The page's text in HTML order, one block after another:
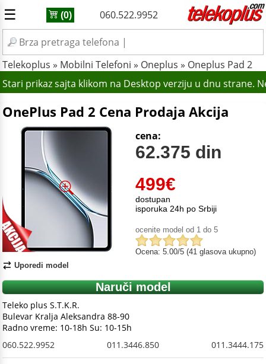
☰ (0) 060.522.9952
Telekoplus » Mobilni Telefoni » Oneplus » Oneplus Pad 2
prikaz sajta klikom na Desktop verziju u dnu strane.
OnePlus Pad 2 Cena Prodaja Akcija
Uporedi model
499€
cena:
62.375 din
dostupan
isporuka 24h po Srbiji
ocenite model od 1 do 5
Ocena: 5.00/5 (41 glasova ukupno)
Naruči model
Teleko plus S.T.K.R.
Bulevar Kralja Aleksandra 88-90
Radno vreme: 10-18h Su: 10-15h
060.522.9952
011.3446.850 011.3444.175